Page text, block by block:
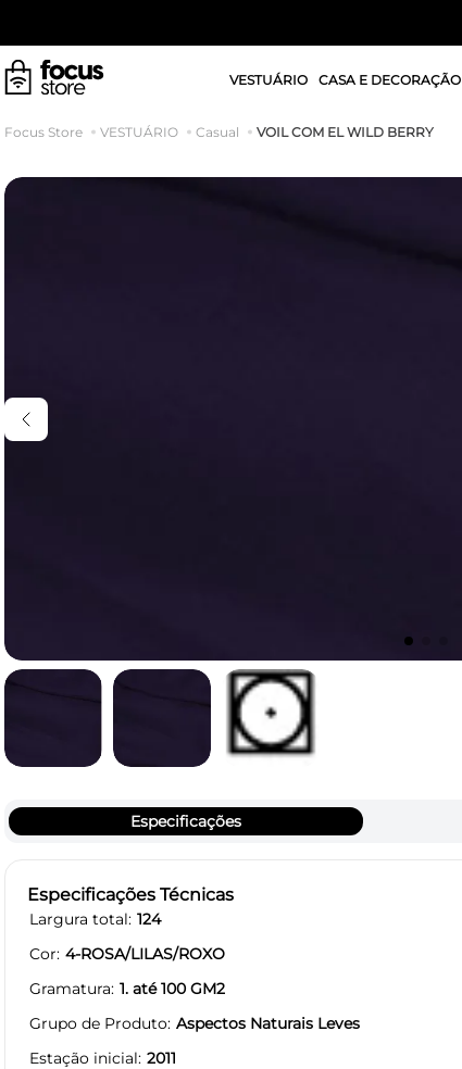
VESTUÁRIO CASA E DECORAÇÃO
VESTUÁRIO Casual VOIL COM EL WILD BERRY
Especificações
Especificações Técnicas
Largura total 124
Cor 4-ROSA/LILAS/ROXO
Gramatura 1. até 100 GM2
Grupo de Produto Aspectos Naturais Leves
Estação inicial 2011